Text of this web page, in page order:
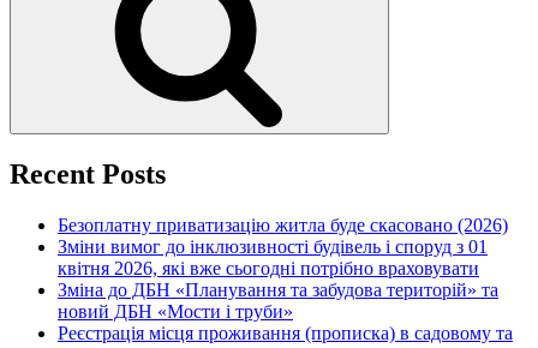
Recent Posts
Безоплатну приватизацію житла буде скасовано (2026)
Зміни вимог до інклюзивності будівель і споруд з 01
квітня 2026, які вже сьогодні потрібно враховувати
Зміна до ДБН «Планування та забудова територій» та
новий ДБН «Мости і труби»
Реєстрація місця проживання (прописка) в садовому та